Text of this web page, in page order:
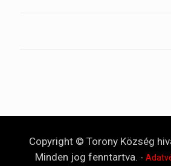
Copyright © Torony Község
Minden jog fenntartva. -